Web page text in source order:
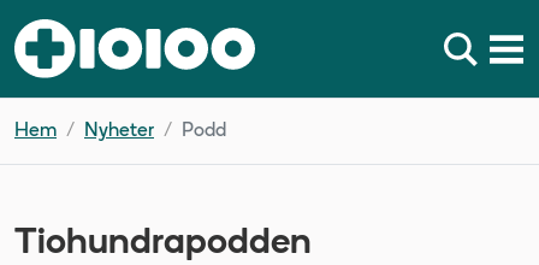
Hem Nyheter Podd
Tiohundrapodden